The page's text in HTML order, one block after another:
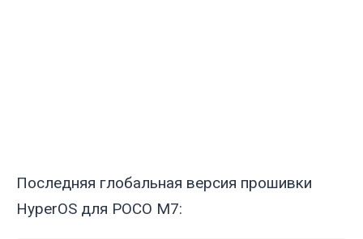
Последняя глобальная версия прошивки
HyperOS для POCO M7: